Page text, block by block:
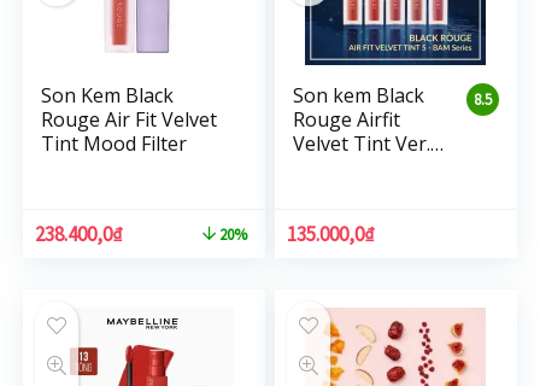
Son Kem Black
Rouge Air Fit Velvet
Tint Mood Filter
238.400,0₫ 20%
8.5
Son kem Black
Rouge Airfit
Velvet Tint Ver.5
135.000,0₫